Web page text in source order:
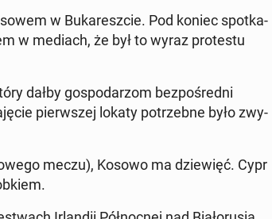
w Bu­ka­resz­cie. Pod koniec spo­tka­
w mediach, że był to wyraz pro­te­stu
dałby go­spo­da­rzom bez­po­śred­ni
pierw­szej lokaty po­trzeb­ne było zwy­
meczu), Kosowo ma dzie­więć. Cypr